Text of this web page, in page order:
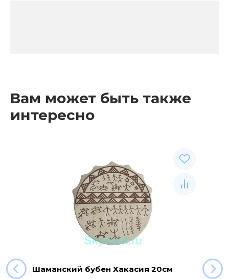
Вам может быть также
интересно
Шаманский бубен Хакасия 20см